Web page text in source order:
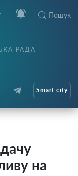
Пошук
РАДА
Smart city
на